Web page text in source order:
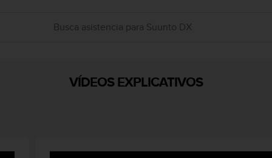
VÍDEOS EXPLICATIVOS